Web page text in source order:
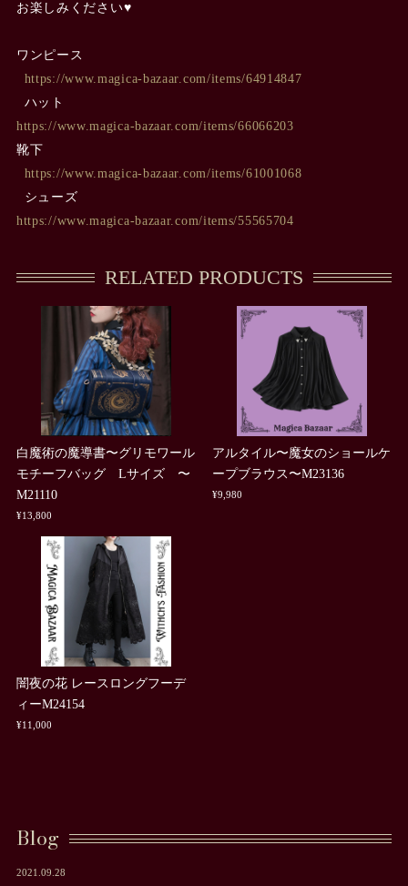
お楽しみください♥
ワンピース
https://www.magica-bazaar.com/items/64914847
ハット
https://www.magica-bazaar.com/items/66066203
靴下
https://www.magica-bazaar.com/items/61001068
シューズ
https://www.magica-bazaar.com/items/55565704
RELATED PRODUCTS
白魔術の魔導書〜グリモワール
モチーフバッグ Lサイズ 〜
M21110
¥13,800
アルタイル〜魔女のショールケ
ープブラウス〜M23136
¥9,980
闇夜の花 レースロングフーデ
ィーM24154
¥11,000
Blog
2021.09.28